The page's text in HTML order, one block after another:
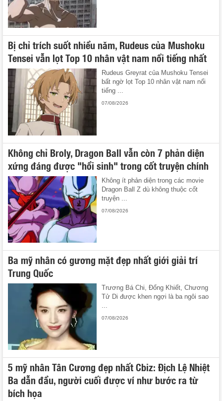
Bị chỉ trích suốt nhiều năm, Rudeus của Mushoku
Tensei vẫn lọt Top 10 nhân vật nam nổi tiếng nhất
Rudeus Greyrat của Mushoku Tensei
bất ngờ lọt Top 10 nhân vật nam nổi
tiếng ...
07/08/2026
Không chỉ Broly, Dragon Ball vẫn còn 7 phản diện
xứng đáng được "hồi sinh" trong cốt truyện chính
Không ít phản diện trong các movie
Dragon Ball Z dù không thuộc cốt
truyện ...
07/08/2026
Ba mỹ nhân có gương mặt đẹp nhất giới giải trí
Trung Quốc
Trương Bá Chi, Đổng Khiết, Chương
Tử Di được khen ngợi là ba ngôi sao
...
07/08/2026
5 mỹ nhân Tân Cương đẹp nhất Cbiz: Địch Lệ Nhiệt
Ba dẫn đầu, người cuối được ví như bước ra từ
bích họa